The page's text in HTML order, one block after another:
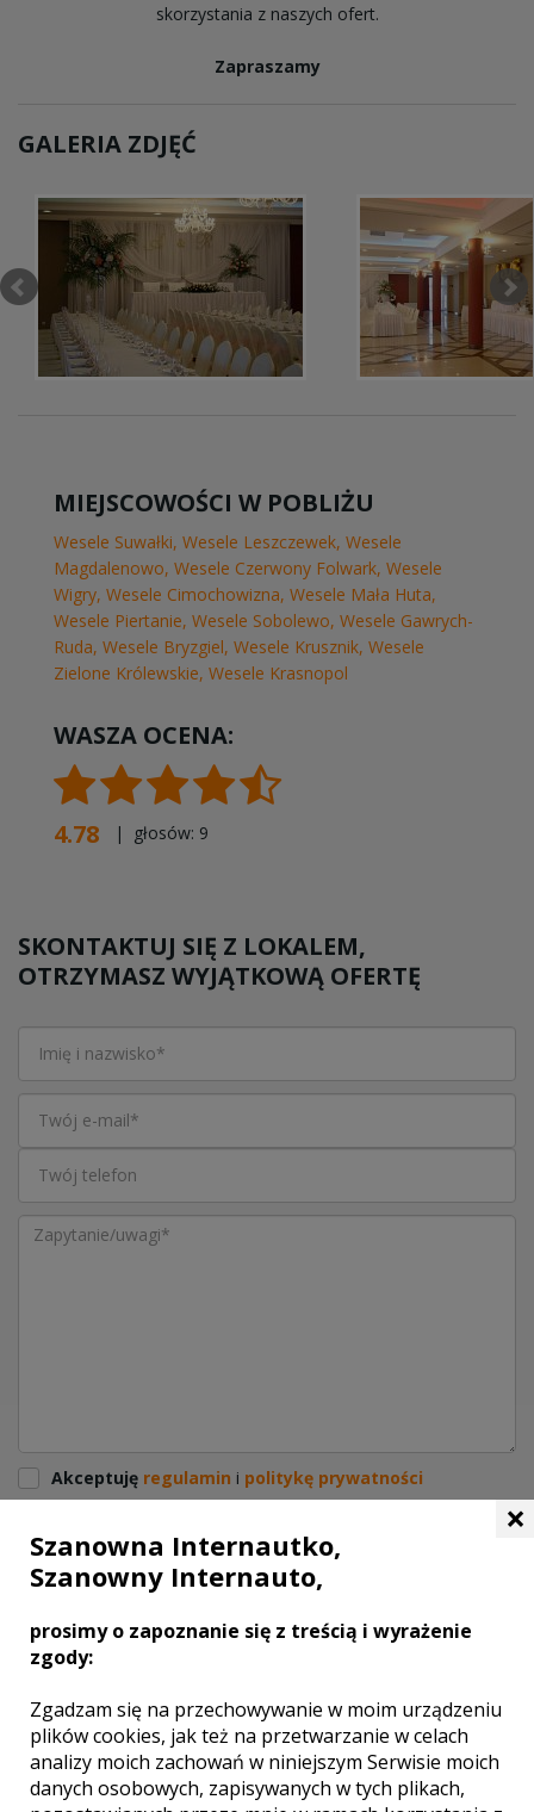
skorzystania z naszych ofert.
Zapraszamy
GALERIA ZDJĘĆ
MIEJSCOWOŚCI W POBLIŻU
Wesele Suwałki, Wesele Leszczewek, Wesele
Magdalenowo, Wesele Czerwony Folwark, Wesele
Wigry, Wesele Cimochowizna, Wesele Mała Huta,
Wesele Piertanie, Wesele Sobolewo, Wesele Gawrych-
Ruda, Wesele Bryzgiel, Wesele Krusznik, Wesele
Zielone Królewskie, Wesele Krasnopol
WASZA OCENA:
4.78 | głosów: 9
SKONTAKTUJ SIĘ Z LOKALEM,
OTRZYMASZ WYJĄTKOWĄ OFERTĘ
Akceptuję regulamin i politykę prywatności
WYŚLIJ
DODAJ SWOJĄ OPINIĘ
×
Szanowna Internautko,
Szanowny Internauto,
prosimy o zapoznanie się z treścią i wyrażenie
zgody:
Zgadzam się na przechowywanie w moim urządzeniu
plików cookies, jak też na przetwarzanie w celach
analizy moich zachowań w niniejszym Serwisie moich
danych osobowych, zapisywanych w tych plikach,